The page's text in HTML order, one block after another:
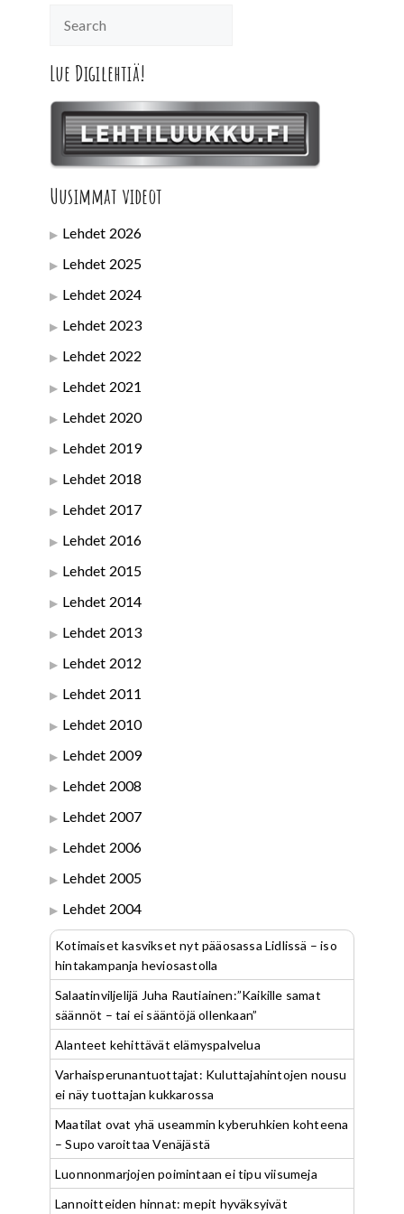
Lue Digilehtiä!
Uusimmat videot
Lehdet 2026
Lehdet 2025
Lehdet 2024
Lehdet 2023
Lehdet 2022
Lehdet 2021
Lehdet 2020
Lehdet 2019
Lehdet 2018
Lehdet 2017
Lehdet 2016
Lehdet 2015
Lehdet 2014
Lehdet 2013
Lehdet 2012
Lehdet 2011
Lehdet 2010
Lehdet 2009
Lehdet 2008
Lehdet 2007
Lehdet 2006
Lehdet 2005
Lehdet 2004
Kotimaiset kasvikset nyt pääosassa Lidlissä – iso
hintakampanja heviosastolla
Salaatinviljelijä Juha Rautiainen:”Kaikille samat
säännöt – tai ei sääntöjä ollenkaan”
Alanteet kehittävät elämyspalvelua
Varhaisperunantuottajat: Kuluttajahintojen nousu
ei näy tuottajan kukkarossa
Maatilat ovat yhä useammin kyberuhkien kohteena
– Supo varoittaa Venäjästä
Luonnonmarjojen poimintaan ei tipu viisumeja
Lannoitteiden hinnat: mepit hyväksyivät